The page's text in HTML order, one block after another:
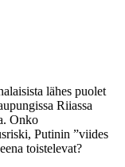
lähes puolet
Riiassa
Onko
Putinin ”viides
toistelevat?